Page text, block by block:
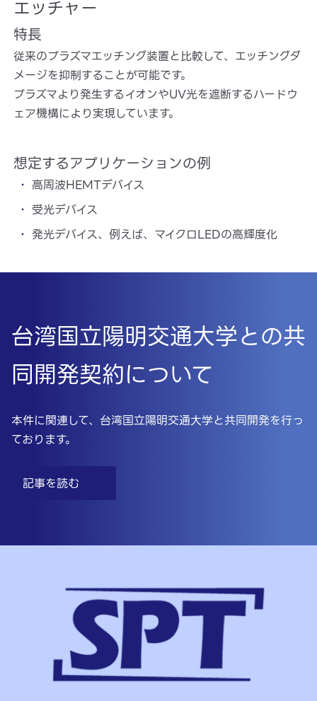
エッチャー
特長
従来のプラズマエッチング装置と比較して、エッチングダ
メージを抑制することが可能です。
プラズマより発生するイオンやUV光を遮断するハードウ
ェア機構により実現しています。
想定するアプリケーションの例
高周波HEMTデバイス
受光デバイス
発光デバイス、例えば、マイクロLEDの高輝度化
台湾国立陽明交通大学との共
同開発契約について
本件に関連して、台湾国立陽明交通大学と共同開発を行っ
ております。
記事を読む